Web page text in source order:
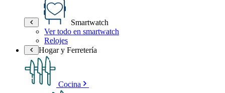
Smartwatch
Ver todo en smartwatch
Relojes
Hogar y Ferretería
Cocina